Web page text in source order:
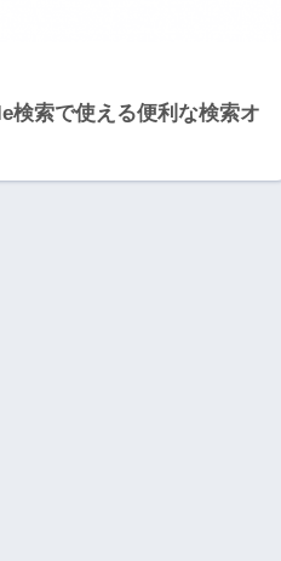
検索で使える便利な検索オ